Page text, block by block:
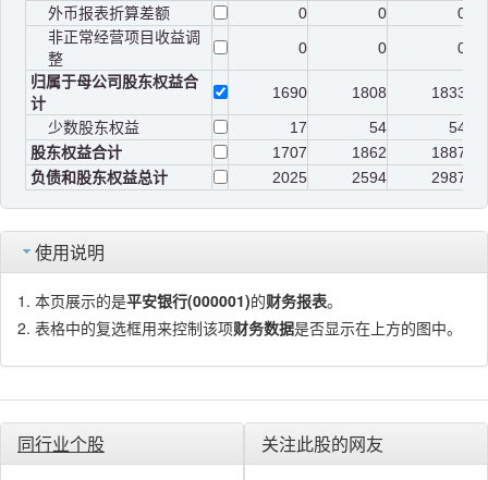
外币报表折算差额
0 0
0
非正常经营项目收益调
整
0 0
0
归属于母公司股东权益合
计
1690 1808
1833
少数股东权益
17 54
54
股东权益合计
1707 1862
1887
负债和股东权益总计
2025 2594 2987
使用说明
本页展示的是平安银行(000001)的财务报表。
表格中的复选框用来控制该项财务数据是否显示在上方的图中。
同行业个股 关注此股的网友